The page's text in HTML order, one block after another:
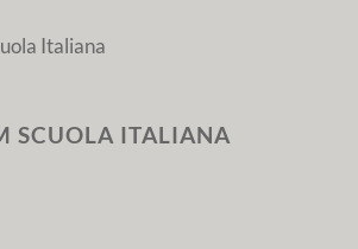
SCUOLA ITALIANA